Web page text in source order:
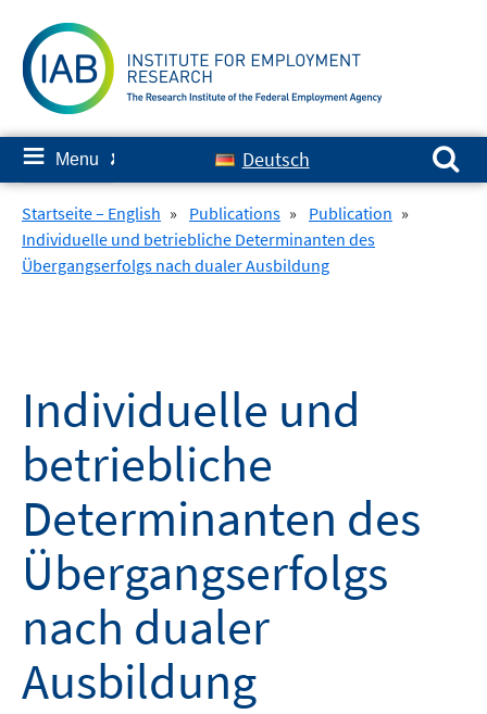
content
≡ Menu ✘ Deutsch
Search for:
Startseite – English » Publications » Publication »
Individuelle und betriebliche Determinanten des
Übergangserfolgs nach dualer Ausbildung
Individuelle und
betriebliche
Determinanten des
Übergangserfolgs
nach dualer
Ausbildung